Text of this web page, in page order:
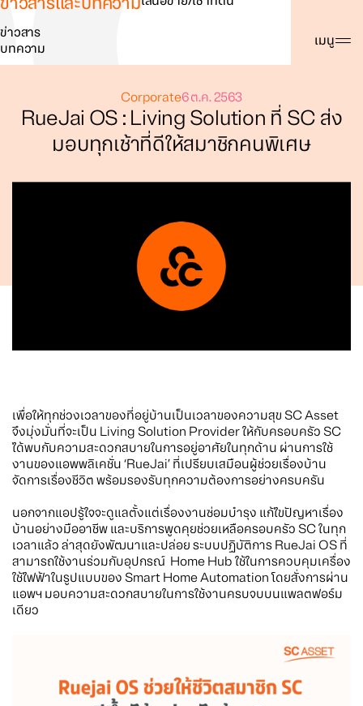
ค้นหา เมนู
ข่าวสาร
บทความ
Corporate6 ต.ค. 2563
RueJai OS : Living Solution ที่ SC ส่ง
มอบทุกเช้าที่ดีให้สมาชิกคนพิเศษ
เพื่อให้ทุกช่วงเวลาของที่อยู่บ้านเป็นเวลาของความสุข SC Asset
จึงมุ่งมั่นที่จะเป็น Living Solution Provider ให้กับครอบครัว SC
ได้พบกับความสะดวกสบายในการอยู่อาศัยในทุกด้าน ผ่านการใช้
งานของแอพพลิเคชั่น ‘RueJai’ ที่เปรียบเสมือนผู้ช่วยเรื่องบ้าน
จัดการเรื่องชีวิต พร้อมรองรับทุกความต้องการอย่างครบครัน
นอกจากแอปรู้ใจจะดูแลตั้งแต่เรื่องงานซ่อมบำรุง แก้ไขปัญหาเรื่อง
บ้านอย่างมืออาชีพ และบริการพูดคุยช่วยเหลือครอบครัว SC ในทุก
เวลาแล้ว ล่าสุดยังพัฒนาและปล่อย ระบบปฏิบัติการ RueJai OS ที่
สามารถใช้งานร่วมกับอุปกรณ์ Home Hub ใช้ในการควบคุมเครื่อง
ใช้ไฟฟ้าในรูปแบบของ Smart Home Automation โดยสั่งการผ่าน
แอพฯ มอบความสะดวกสบายในการใช้งานครบจบบนแพลตฟอร์ม
เดียว